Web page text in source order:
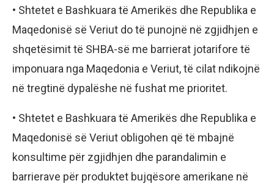
• Shtetet e Bashkuara të Amerikës dhe Republika e
Maqedonisë së Veriut do të punojnë në zgjidhjen e
shqetësimit të SHBA-së me barrierat jotarifore të
imponuara nga Maqedonia e Veriut, të cilat ndikojnë
në tregtinë dypalëshe në fushat me prioritet.
• Shtetet e Bashkuara të Amerikës dhe Republika e
Maqedonisë së Veriut obligohen që të mbajnë
konsultime për zgjidhjen dhe parandalimin e
barrierave për produktet bujqësore amerikane në